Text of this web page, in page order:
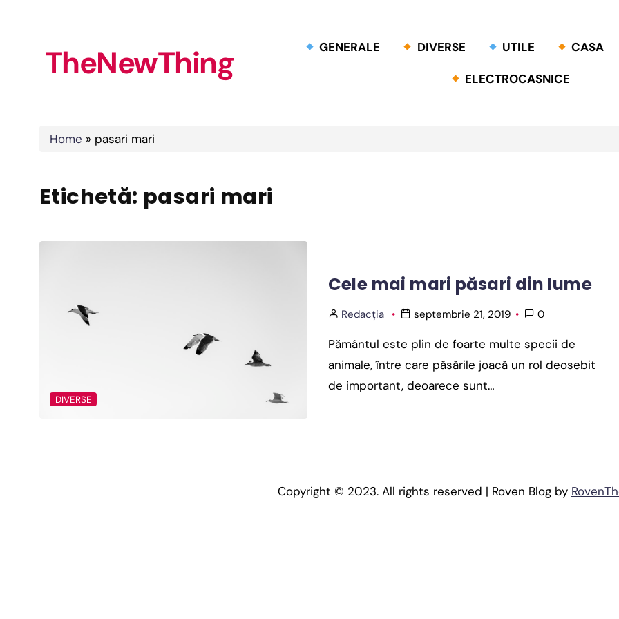
TheNewThing GENERALE DIVERSE UTILE CASA
ELECTROCASNICE
Home » pasari mari
Etichetă: pasari mari
DIVERSE
Cele mai mari păsari din lume
Redacția septembrie 21, 2019 0
Pământul este plin de foarte multe specii de
animale, între care păsările joacă un rol deosebit
de important, deoarece sunt…
Copyright © 2023. All rights reserved | Roven Blog by